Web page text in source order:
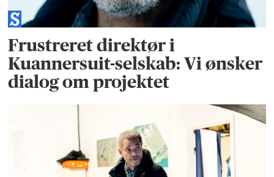
Frustreret direktør i
Kuannersuit-selskab: Vi ønsker
dialog om projektet